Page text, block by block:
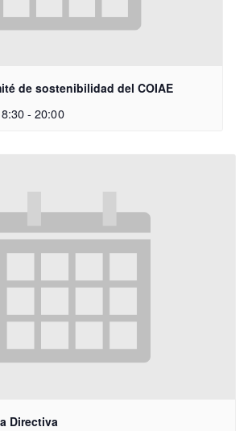
de sostenibilidad del COIAE
- 20:00
Directiva